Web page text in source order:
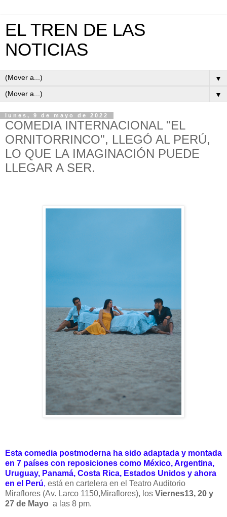
EL TREN DE LAS
NOTICIAS
▼
▼
lunes, 9 de mayo de 2022
COMEDIA INTERNACIONAL "EL
ORNITORRINCO", LLEGÓ AL PERÚ,
LO QUE LA IMAGINACIÓN PUEDE
LLEGAR A SER.
Esta comedia postmoderna ha sido adaptada y montada
en 7 países con reposiciones como México, Argentina,
Uruguay, Panamá, Costa Rica, Estados Unidos y ahora
en el Perú, está en cartelera en el Teatro Auditorio
Miraflores (Av. Larco 1150,Miraflores), los Viernes13, 20 y
27 de Mayo a las 8 pm.